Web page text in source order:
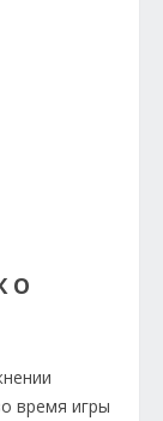
О
время игры